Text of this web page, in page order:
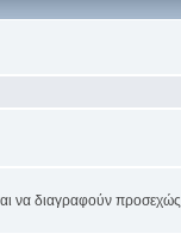
να διαγραφούν προσεχώς.